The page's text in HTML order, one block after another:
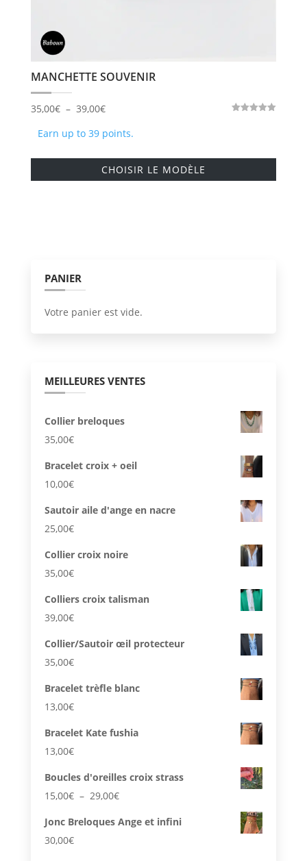
MANCHETTE SOUVENIR
35,00€ – 39,00€Plage
35,00€
à
Earn up to 39 points.
CHOISIR LE MODÈLE
Ce
PANIER
Votre panier est vide.
MEILLEURES VENTES
Collier breloques
35,00€
Bracelet croix + oeil
10,00€
Sautoir aile d'ange en nacre
25,00€
Collier croix noire
35,00€
Colliers croix talisman
39,00€
Collier/Sautoir œil protecteur
35,00€
Bracelet trèfle blanc
13,00€
Bracelet Kate fushia
13,00€
Boucles d'oreilles croix strass
15,00€ – 29,00€Plage
prix :
Jonc Breloques Ange et infini
30,00€